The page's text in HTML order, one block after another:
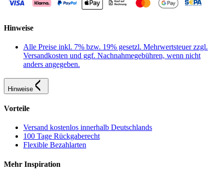
Hinweise
Alle Preise inkl. 7% bzw. 19% gesetzl. Mehrwertsteuer zzgl.
Versandkosten und ggf. Nachnahmegebühren, wenn nicht
anders angegeben.
Hinweise
Vorteile
Versand kostenlos innerhalb Deutschlands
100 Tage Rückgaberecht
Flexible Bezahlarten
Mehr Inspiration